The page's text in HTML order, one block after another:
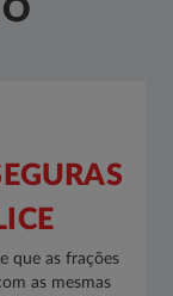
que as frações
as mesmas